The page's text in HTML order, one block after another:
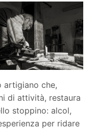
artigiano che,
di attività, restaura
stoppino: alcol,
per ridare